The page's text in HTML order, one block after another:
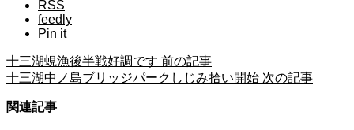
RSS
feedly
Pin it
十三湖蜆漁後半戦好調です 前の記事
十三湖中ノ島ブリッジパークしじみ拾い開始 次の記事
関連記事